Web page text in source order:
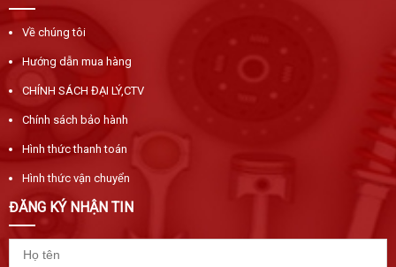
Về chúng tôi
Hướng dẫn mua hàng
CHÍNH SÁCH ĐẠI LÝ,CTV
Chính sách bảo hành
Hình thức thanh toán
Hình thức vận chuyển
ĐĂNG KÝ NHẬN TIN